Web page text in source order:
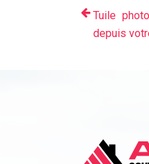
Tuile
depuis